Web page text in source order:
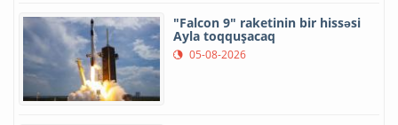
"Falcon 9" raketinin bir hissəsi
Ayla toqquşacaq
05-08-2026